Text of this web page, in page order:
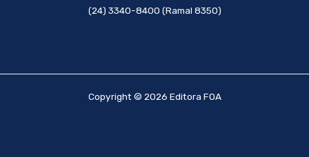
(24) 3340-8400 (Ramal 8350)
Copyright © 2026 Editora FOA